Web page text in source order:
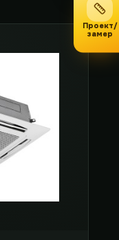
Проект/
замер